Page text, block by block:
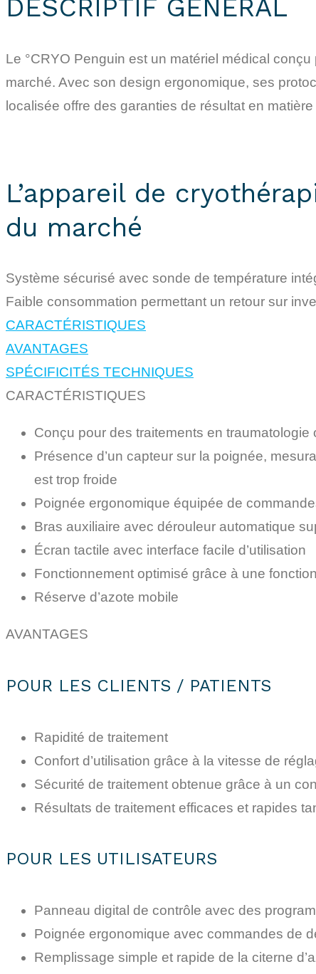
DESCRIPTIF GÉNÉRAL
Le °CRYO Penguin est un matériel médical
marché. Avec son design ergonomique, ses
localisée offre des garanties de résultat en
L’appareil de
du marché
Système sécurisé avec sonde de température
Faible consommation permettant un retour sur
CARACTÉRISTIQUES
AVANTAGES
SPÉCIFICITÉS TECHNIQUES
CARACTÉRISTIQUES
Conçu pour des traitements en traumatologie
Présence d’un capteur sur la poignée,
est trop froide
Poignée ergonomique équipée de
Bras auxiliaire avec dérouleur automatique
Écran tactile avec interface facile d’utilisation
Fonctionnement optimisé grâce à une
Réserve d’azote mobile
AVANTAGES
POUR LES CLIENTS / PATIENTS
Rapidité de traitement
Confort d’utilisation grâce à la vitesse de
Sécurité de traitement obtenue grâce à un
Résultats de traitement efficaces et rapides
POUR LES UTILISATEURS
Panneau digital de contrôle avec des
Poignée ergonomique avec commandes de
Remplissage simple et rapide de la citerne